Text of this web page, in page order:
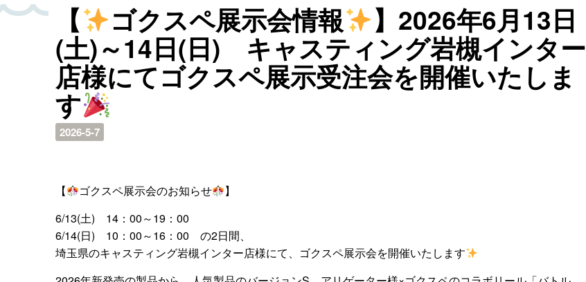
【 ゴクスペ展示会情報 】2026年6月13日
(土)～14日(日) キャスティング岩槻インター
店様にてゴクスペ展示受注会を開催いたしま
す
2026-5-7
【 ゴクスペ展示会のお知らせ
】
6/13(土) 14：00～19：00
6/14(日) 10：00～16：00 の2日間、
埼玉県のキャスティング岩槻インター店様にて、ゴクスペ展示会を開催いたします